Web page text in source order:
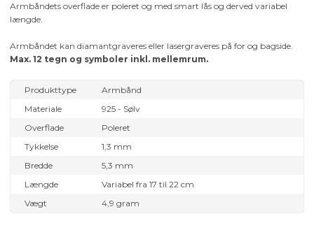
Armbåndets overflade er poleret og med smart lås og derved variabel
længde.
Armbåndet kan diamantgraveres eller lasergraveres på for og bagside.
Max. 12 tegn og symboler inkl. mellemrum.
Produkttype
Armbånd
Materiale
925 - Sølv
Overflade
Poleret
Tykkelse
1,3 mm
Bredde
5,3 mm
Længde
Variabel fra 17 til 22 cm
Vægt
4,9 gram